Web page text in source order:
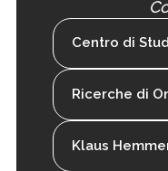
Centro di
Ricerche di
Klaus